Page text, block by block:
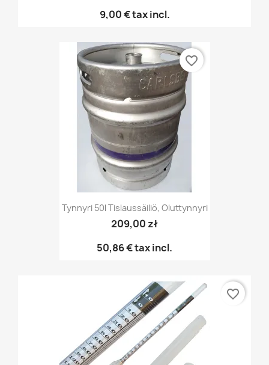
9,00 €tax incl.
Tynnyri 50l Tislaussäiliö, Oluttynnyri
209,00 zł
50,86 €tax incl.
favorite_border
favorite_border